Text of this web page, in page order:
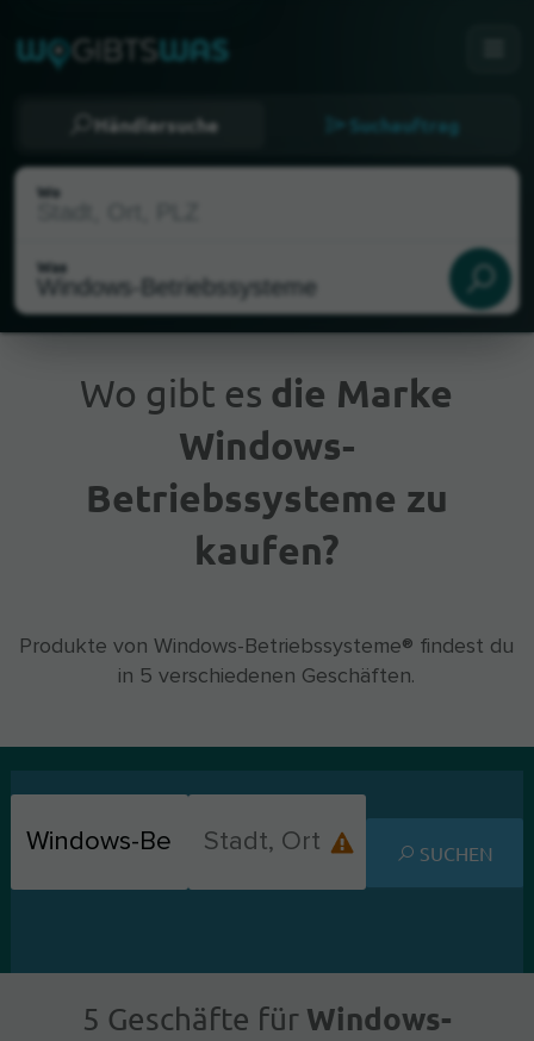
Händlersuche Suchauftrag
Wo
Was
Aktueller Standort
Wo gibt es die Marke
Windows-
Betriebssysteme zu
kaufen?
Produkte von Windows-Betriebssysteme® findest du
in 5 verschiedenen Geschäften.
SUCHEN
5 Geschäfte fürWindows-